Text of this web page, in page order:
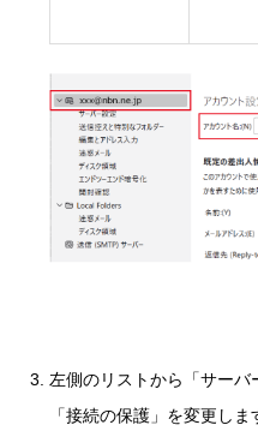
左側のリストから「サーバ
「接続の保護」を変更しま